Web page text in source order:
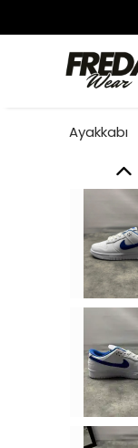
Ayakkabı